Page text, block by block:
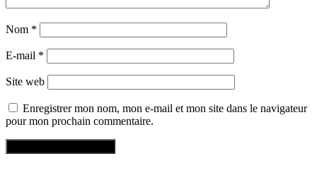
Nom *
E-mail *
Site web
Enregistrer mon nom, mon e-mail et mon site dans le navigateur
pour mon prochain commentaire.